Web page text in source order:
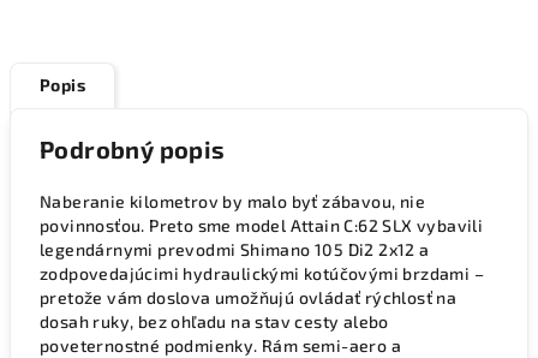
Popis
Podrobný popis
Naberanie kilometrov by malo byť zábavou, nie
povinnosťou. Preto sme model Attain C:62 SLX vybavili
legendárnymi prevodmi Shimano 105 Di2 2x12 a
zodpovedajúcimi hydraulickými kotúčovými brzdami –
pretože vám doslova umožňujú ovládať rýchlosť na
dosah ruky, bez ohľadu na stav cesty alebo
poveternostné podmienky. Rám semi-aero a